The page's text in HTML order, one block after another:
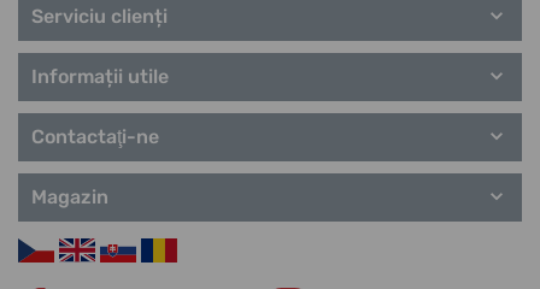
Serviciu clienți
Informații utile
Contactaţi-ne
Magazin